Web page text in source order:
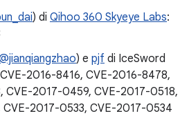
) di Qihoo 360 Skyeye Labs:
) e pjf di IceSword
2016-8416, CVE-2016-8478,
CVE-2017-0459, CVE-2017-0518,
CVE-2017-0533, CVE-2017-0534